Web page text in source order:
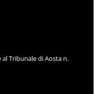
Tribunale di Aosta n.